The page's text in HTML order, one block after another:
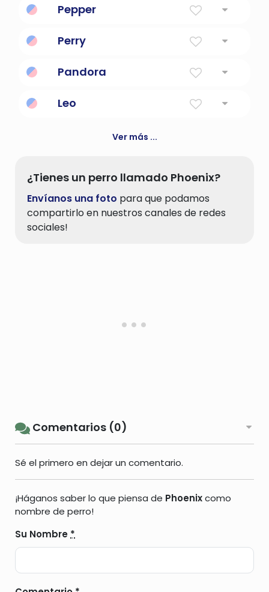
celestiales por la eternidad en la mitología
Pepper
Perry
Pandora
Leo
Ver más ...
¿Tienes un perro llamado Phoenix?
Envíanos una foto para que podamos
compartirlo en nuestros canales de redes
sociales!
Comentarios (0)
Sé el primero en dejar un comentario.
¡Háganos saber lo que piensa de Phoenixcomo
nombre de perro!
Su Nombre *